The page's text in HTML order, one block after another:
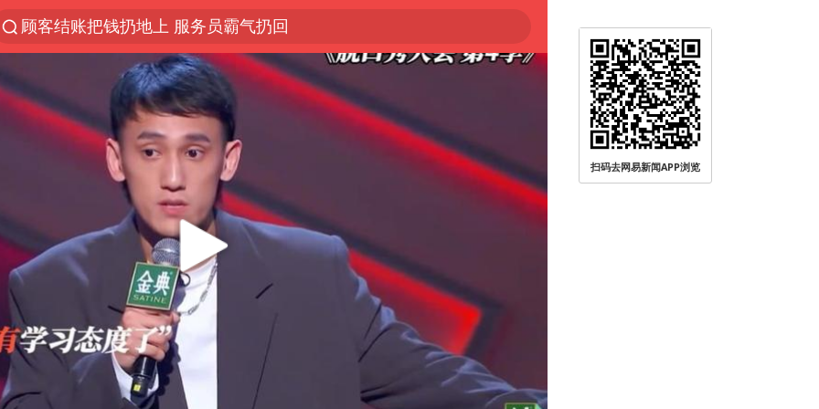
顾客结账把钱扔地上 服务员霸气扔回
探寻“技能+”促就业创业新路
美国退回1000亿美元关税
李亚鹏向地铁吐血女孩捐99999元
被泰航拒载中国乘客：免费改签没兑现
逃犯看演唱会 刚出地铁就被逮住
弹药库存告急 美军补货难
台风白海豚或在华东沿海登陆
《Monica》填词人黎彼得去世
38岁山东财大教授刘海明逝世
因凡蒂诺首次公开道歉
扫码去网易新闻APP浏览